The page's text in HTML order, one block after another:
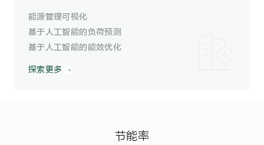
能源管理可视化
基于人工智能的负荷预测
基于人工智能的能效优化
探索更多
节能率